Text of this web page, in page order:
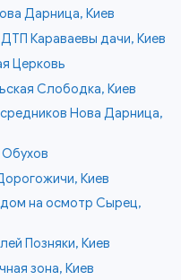
Дарница, Киев
Караваевы дачи, Киев
Церковь
Слободка, Киев
Нова Дарница,
Обухов
Киев
на осмотр Сырец,
Позняки, Киев
зона, Киев